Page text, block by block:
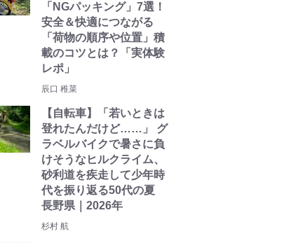
「NGパッキング」7選！
安全＆快適につながる
「荷物の順序や位置」積
載のコツとは？「実体験
レポ」
辰口 稚菜
【自転車】「若いときは
登れたんだけど……」 グ
ラベルバイクで暑さに負
けそうなヒルクライム、
砂利道を疾走して少年時
代を振り返る50代の夏
長野県｜2026年
杉村 航